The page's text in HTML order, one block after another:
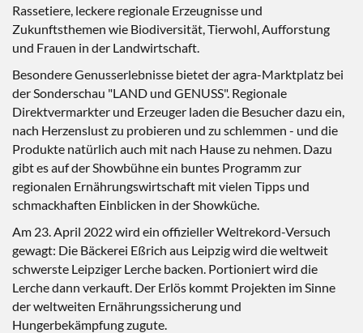
Rassetiere, leckere regionale Erzeugnisse und
Zukunftsthemen wie Biodiversität, Tierwohl, Aufforstung
und Frauen in der Landwirtschaft.
Besondere Genusserlebnisse bietet der agra-Marktplatz bei
der Sonderschau "LAND und GENUSS". Regionale
Direktvermarkter und Erzeuger laden die Besucher dazu ein,
nach Herzenslust zu probieren und zu schlemmen - und die
Produkte natürlich auch mit nach Hause zu nehmen. Dazu
gibt es auf der Showbühne ein buntes Programm zur
regionalen Ernährungswirtschaft mit vielen Tipps und
schmackhaften Einblicken in der Showküche.
Am 23. April 2022 wird ein offizieller Weltrekord-Versuch
gewagt: Die Bäckerei Eßrich aus Leipzig wird die weltweit
schwerste Leipziger Lerche backen. Portioniert wird die
Lerche dann verkauft. Der Erlös kommt Projekten im Sinne
der weltweiten Ernährungssicherung und
Hungerbekämpfung zugute.